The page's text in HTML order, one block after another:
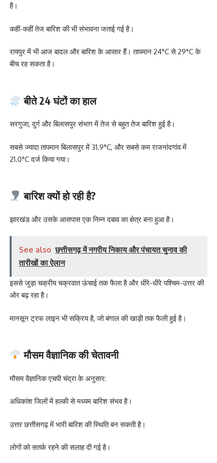
है।
कहीं-कहीं तेज बारिश की भी संभावना जताई गई है।
रायपुर में भी आज बादल और बारिश के आसार हैं। तापमान 24°C से 29°C के
बीच रह सकता है।
बीते 24 घंटों का हाल
सरगुजा, दुर्ग और बिलासपुर संभाग में तेज से बहुत तेज बारिश हुई है।
सबसे ज्यादा तापमान बिलासपुर में 31.9°C, और सबसे कम राजनांदगांव में
21.0°C दर्ज किया गया।
बारिश क्यों हो रही है?
झारखंड और उसके आसपास एक निम्न दबाव का क्षेत्र बना हुआ है।
See also छत्तीसगढ़ में नगरीय निकाय और पंचायत चुनाव की
तारीखों का ऐलान
इससे जुड़ा चक्रीय चक्रवात ऊंचाई तक फैला है और धीरे-धीरे पश्चिम-उत्तर की
ओर बढ़ रहा है।
मानसून ट्रफ लाइन भी सक्रिय है, जो बंगाल की खाड़ी तक फैली हुई है।
मौसम वैज्ञानिक की चेतावनी
मौसम वैज्ञानिक एचपी चंद्रा के अनुसार:
अधिकांश जिलों में हल्की से मध्यम बारिश संभव है।
उत्तर छत्तीसगढ़ में भारी बारिश की स्थिति बन सकती है।
लोगों को सतर्क रहने की सलाह दी गई है।